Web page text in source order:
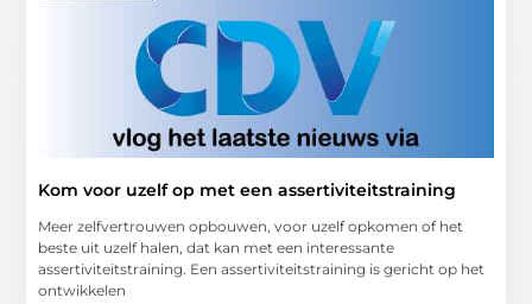
Kom voor uzelf op met een assertiviteitstraining
Meer zelfvertrouwen opbouwen, voor uzelf opkomen of het
beste uit uzelf halen, dat kan met een interessante
assertiviteitstraining. Een assertiviteitstraining is gericht op het
ontwikkelen